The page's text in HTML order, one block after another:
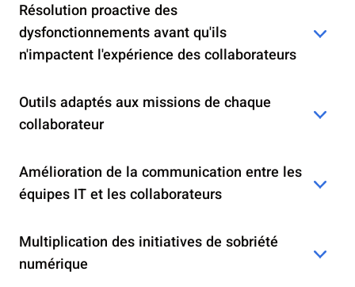
Résolution proactive des
dysfonctionnements avant qu'ils
n'impactent l'expérience des collaborateurs
Outils adaptés aux missions de chaque
collaborateur
Amélioration de la communication entre les
équipes IT et les collaborateurs
Multiplication des initiatives de sobriété
numérique